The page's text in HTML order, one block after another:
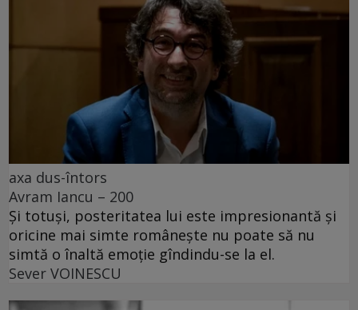
axa dus-întors
Avram Iancu – 200
Și totuși, posteritatea lui este impresionantă și
oricine mai simte românește nu poate să nu
simtă o înaltă emoție gîndindu-se la el.
Sever VOINESCU